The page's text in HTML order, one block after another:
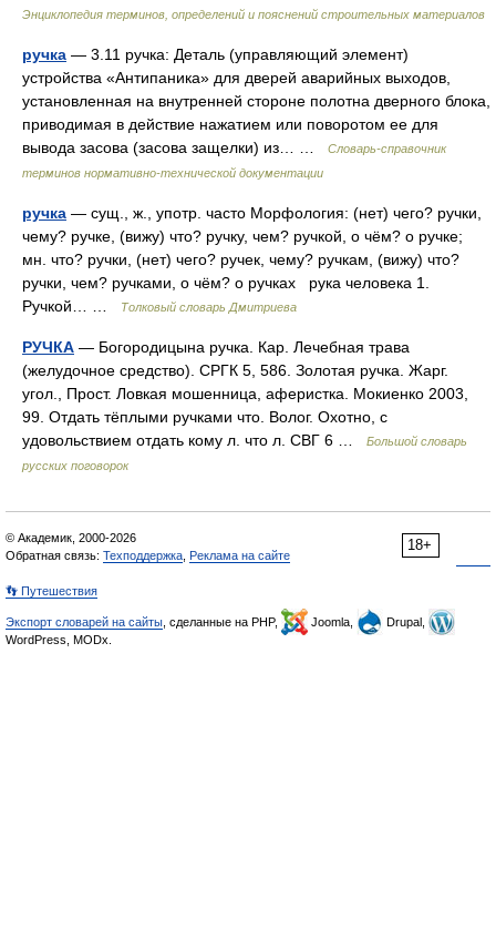
Энциклопедия терминов, определений и пояснений строительных материалов
ручка — 3.11 ручка: Деталь (управляющий элемент)
устройства «Антипаника» для дверей аварийных выходов,
установленная на внутренней стороне полотна дверного блока,
приводимая в действие нажатием или поворотом ее для
вывода засова (засова защелки) из… …
Словарь-справочник
терминов нормативно-технической документации
ручка — сущ., ж., употр. часто Морфология: (нет) чего? ручки,
чему? ручке, (вижу) что? ручку, чем? ручкой, о чём? о ручке;
мн. что? ручки, (нет) чего? ручек, чему? ручкам, (вижу) что?
ручки, чем? ручками, о чём? о ручках рука человека 1.
Ручкой… …
Толковый словарь Дмитриева
РУЧКА — Богородицына ручка. Кар. Лечебная трава
(желудочное средство). СРГК 5, 586. Золотая ручка. Жарг.
угол., Прост. Ловкая мошенница, аферистка. Мокиенко 2003,
99. Отдать тёплыми ручками что. Волог. Охотно, с
удовольствием отдать кому л. что л. СВГ 6 …
Большой словарь
русских поговорок
18+
© Академик, 2000-2026
Обратная связь: Техподдержка Реклама на сайте
👣 Путешествия
Экспорт словарей на сайты , сделанные на PHP, Joomla,
Drupal,
WordPress, MODx.